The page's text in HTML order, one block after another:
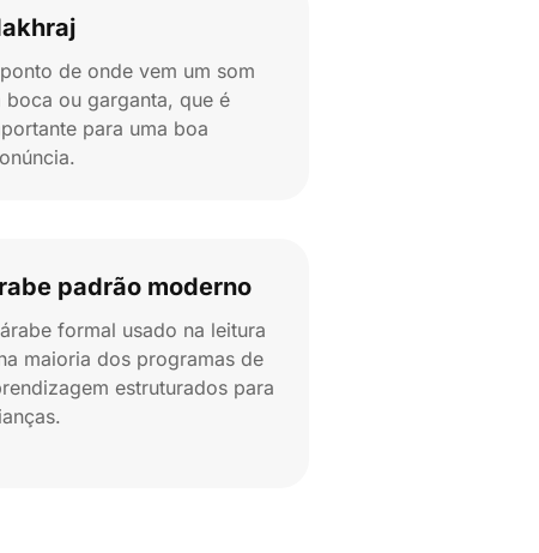
de onde vem um som
boca ou garganta, que é
para uma boa
padrão moderno
formal usado na leitura
maioria dos programas de
estruturados para